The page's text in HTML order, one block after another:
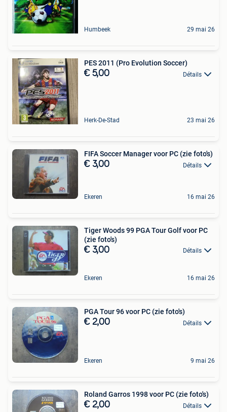
Humbeek 29 mai 26
PES 2011 (Pro Evolution Soccer)
€ 5,00 Détails
Herk-De-Stad 23 mai 26
FIFA Soccer Manager voor PC (zie foto's)
€ 3,00 Détails
Ekeren 16 mai 26
Tiger Woods 99 PGA Tour Golf voor PC
(zie foto's)
€ 3,00 Détails
Ekeren 16 mai 26
PGA Tour 96 voor PC (zie foto's)
€ 2,00 Détails
Ekeren 9 mai 26
Roland Garros 1998 voor PC (zie foto's)
€ 2,00 Détails